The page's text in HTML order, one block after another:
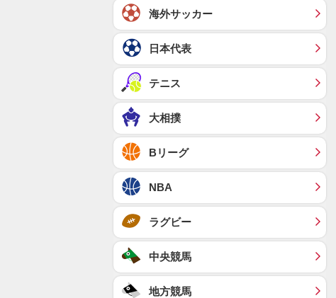
海外サッカー
日本代表
テニス
大相撲
Bリーグ
NBA
ラグビー
中央競馬
地方競馬